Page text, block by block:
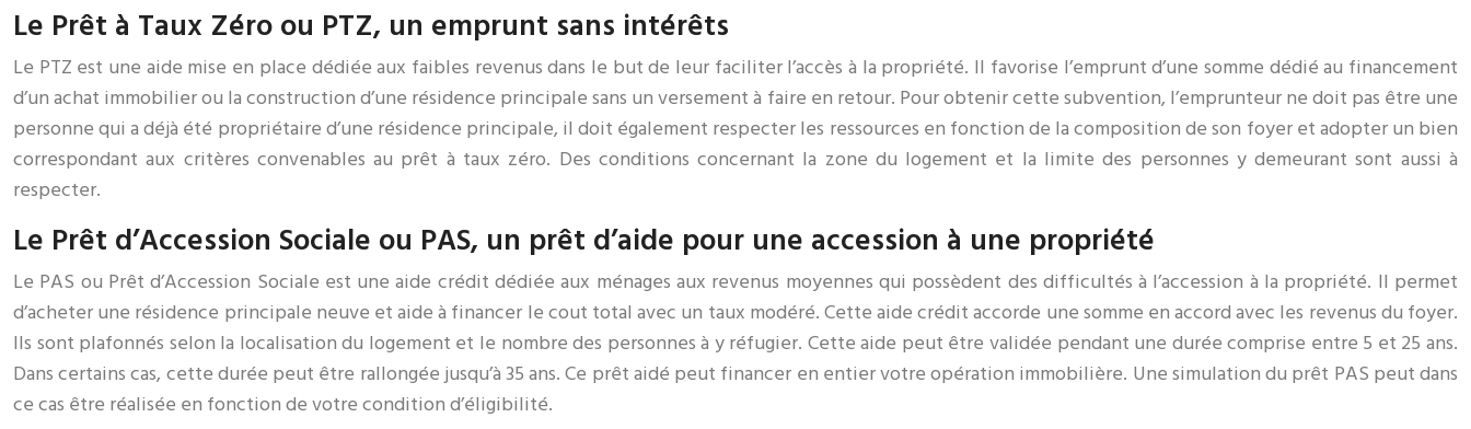
Le Prêt à Taux Zéro ou PTZ, un emprunt sans intérêts
Le PTZ est une aide mise en place dédiée aux faibles revenus dans le but de leur faciliter l’accès à la propriété. Il favorise l’emprunt d’une somme dédié au financement
d’un achat immobilier ou la construction d’une résidence principale sans un versement à faire en retour. Pour obtenir cette subvention, l’emprunteur ne doit pas être une
personne qui a déjà été propriétaire d’une résidence principale, il doit également respecter les ressources en fonction de la composition de son foyer et adopter un bien
correspondant aux critères convenables au prêt à taux zéro. Des conditions concernant la zone du logement et la limite des personnes y demeurant sont aussi à
respecter.
Le Prêt d’Accession Sociale ou PAS, un prêt d’aide pour une accession à une propriété
Le PAS ou Prêt d’Accession Sociale est une aide crédit dédiée aux ménages aux revenus moyennes qui possèdent des difficultés à l’accession à la propriété. Il permet
d’acheter une résidence principale neuve et aide à financer le cout total avec un taux modéré. Cette aide crédit accorde une somme en accord avec les revenus du foyer.
Ils sont plafonnés selon la localisation du logement et le nombre des personnes à y réfugier. Cette aide peut être validée pendant une durée comprise entre 5 et 25 ans.
Dans certains cas, cette durée peut être rallongée jusqu’à 35 ans. Ce prêt aidé peut financer en entier votre opération immobilière. Une simulation du prêt PAS peut dans
ce cas être réalisée en fonction de votre condition d’éligibilité.